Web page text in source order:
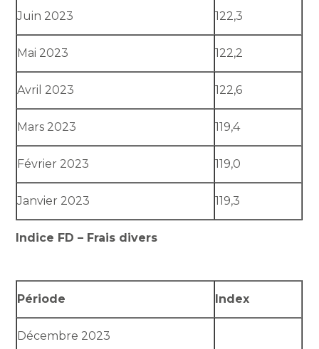
Juin 2023 122,3
Mai 2023 122,2
Avril 2023 122,6
Mars 2023 119,4
Février 2023 119,0
Janvier 2023 119,3
Indice FD – Frais divers
Période Index
Décembre 2023